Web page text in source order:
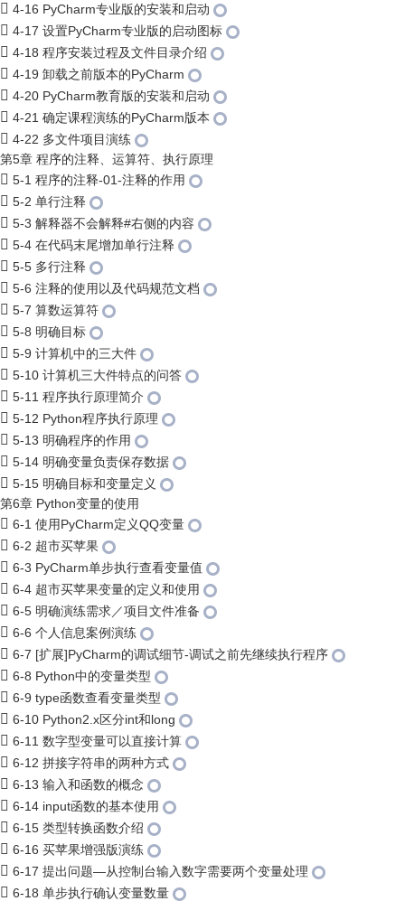
4-16 PyCharm专业版的安装和启动
4-17 设置PyCharm专业版的启动图标
4-18 程序安装过程及文件目录介绍
4-19 卸载之前版本的PyCharm
4-20 PyCharm教育版的安装和启动
4-21 确定课程演练的PyCharm版本
4-22 多文件项目演练
第5章 程序的注释、运算符、执行原理
5-1 程序的注释-01-注释的作用
5-2 单行注释
5-3 解释器不会解释#右侧的内容
5-4 在代码末尾增加单行注释
5-5 多行注释
5-6 注释的使用以及代码规范文档
5-7 算数运算符
5-8 明确目标
5-9 计算机中的三大件
5-10 计算机三大件特点的问答
5-11 程序执行原理简介
5-12 Python程序执行原理
5-13 明确程序的作用
5-14 明确变量负责保存数据
5-15 明确目标和变量定义
第6章 Python变量的使用
6-1 使用PyCharm定义QQ变量
6-2 超市买苹果
6-3 PyCharm单步执行查看变量值
6-4 超市买苹果变量的定义和使用
6-5 明确演练需求／项目文件准备
6-6 个人信息案例演练
6-7 [扩展]PyCharm的调试细节-调试之前先继续执行程序
6-8 Python中的变量类型
6-9 type函数查看变量类型
6-10 Python2.x区分int和long
6-11 数字型变量可以直接计算
6-12 拼接字符串的两种方式
6-13 输入和函数的概念
6-14 input函数的基本使用
6-15 类型转换函数介绍
6-16 买苹果增强版演练
6-17 提出问题—从控制台输入数字需要两个变量处理
6-18 单步执行确认变量数量